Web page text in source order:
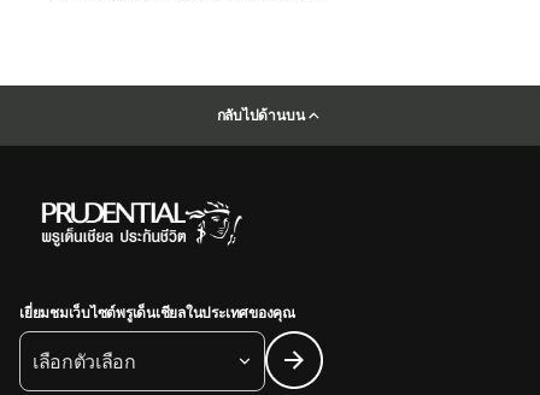
กลับไปด้านบน
เยี่ยมชมเว็บไซต์พรูเด็นเชียลในประเทศของคุณ
เลือกตัวเลือก